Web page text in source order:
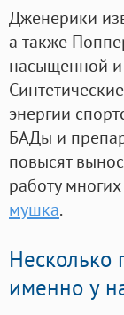
Дженерики
а также
насыщенной
энергии
БАДы и
повысят
работу
мушка.
Несколько
именно у